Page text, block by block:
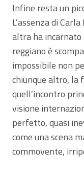
Infine resta un
L’assenza di
altra ha incarnato
reggiano è
impossibile non
chiunque altro, la
quell’incontro
visione
perfetto, quasi
come una scena
commovente,